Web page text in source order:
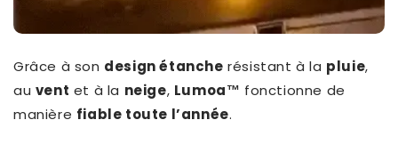
Grâce à son design étanche résistant à la pluie,
au vent et à la neige, Lumoa™ fonctionne de
manière fiable toute l’année.